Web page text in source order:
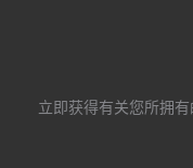
立即获得有关您所拥